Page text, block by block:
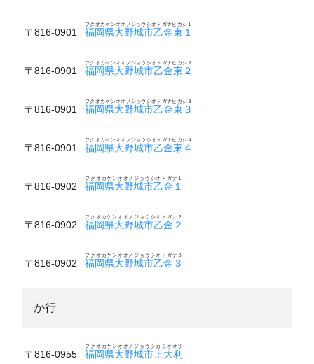
〒816-0901 福岡県大野城市乙金東１
フクオカケンオオノジョウシオトガナヒガシ１
〒816-0901 福岡県大野城市乙金東２
フクオカケンオオノジョウシオトガナヒガシ２
〒816-0901 福岡県大野城市乙金東３
フクオカケンオオノジョウシオトガナヒガシ３
〒816-0901 福岡県大野城市乙金東４
フクオカケンオオノジョウシオトガナヒガシ４
〒816-0902 福岡県大野城市乙金１
フクオカケンオオノジョウシオトガナ１
〒816-0902 福岡県大野城市乙金２
フクオカケンオオノジョウシオトガナ２
〒816-0902 福岡県大野城市乙金３
フクオカケンオオノジョウシオトガナ３
か行
〒816-0955 福岡県大野城市上大利
フクオカケンオオノジョウシカミオオリ